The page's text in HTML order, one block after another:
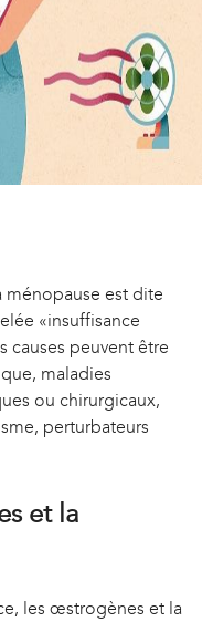
ménopause est dite
«insuffisance
causes peuvent être
maladies
ou chirurgicaux,
perturbateurs
et la
les œstrogènes et la